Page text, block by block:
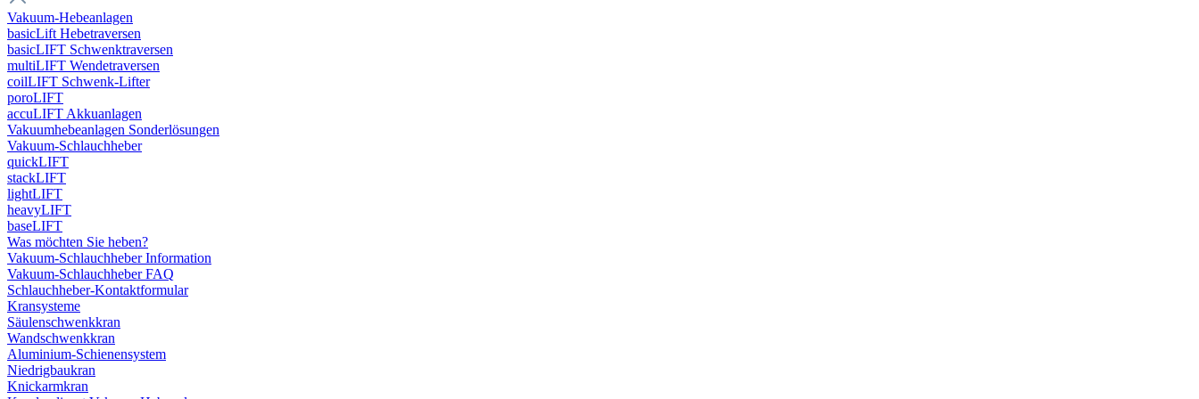
Vakuum-Hebeanlagen
basicLift Hebetraversen
basicLIFT Schwenktraversen
multiLIFT Wendetraversen
coilLIFT Schwenk-Lifter
poroLIFT
accuLIFT Akkuanlagen
Vakuumhebeanlagen Sonderlösungen
Vakuum-Schlauchheber
quickLIFT
stackLIFT
lightLIFT
heavyLIFT
baseLIFT
Was möchten Sie heben?
Vakuum-Schlauchheber Information
Vakuum-Schlauchheber FAQ
Schlauchheber-Kontaktformular
Kransysteme
Säulenschwenkkran
Wandschwenkkran
Aluminium-Schienensystem
Niedrigbaukran
Knickarmkran